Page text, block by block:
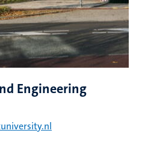
Engineering